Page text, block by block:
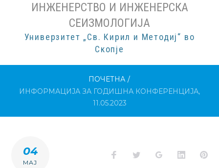
ИНЖЕНЕРСТВО И ИНЖЕНЕРСКА
СЕИЗМОЛОГИЈА
Универзитет „Св. Кирил и Методиј“ во
Скопје
ПОЧЕТНА /
ИНФОРМАЦИЈА ЗА ГОДИШНА КОНФЕРЕНЦИЈА,
11.05.2023
04
МАЈ
Facebook
Twitter Google+LinkedIn